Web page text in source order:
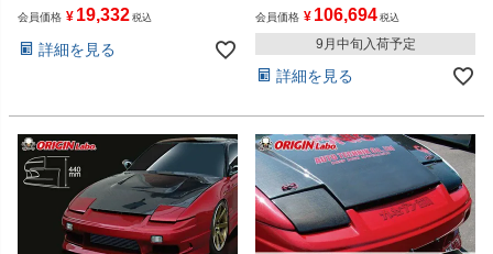
会員価格 ¥ 19,332 税込
詳細を見る
会員価格 ¥ 106,694 税込
9月中旬入荷予定
詳細を見る